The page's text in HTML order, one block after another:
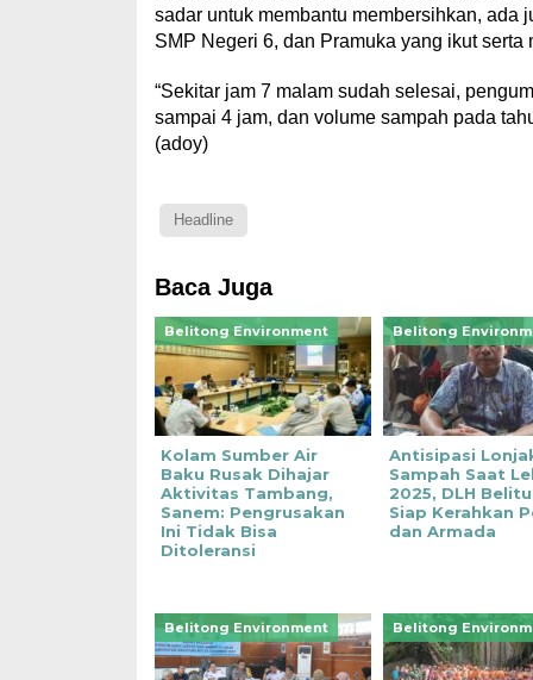
sadar untuk membantu membersihkan, ada
SMP Negeri 6, dan Pramuka yang ikut
“Sekitar jam 7 malam sudah selesai,
sampai 4 jam, dan volume sampah pada
(adoy)
Headline
Baca Juga
Belitong Environment
Kolam Sumber Air
Baku Rusak Dihajar
Aktivitas Tambang,
Sanem: Pengrusakan
Ini Tidak Bisa
Ditoleransi
Belitong
Antisipasi
Sampah Saat
2025, DLH
Siap Kerahkan
dan Armada
Belitong Environment Belitong